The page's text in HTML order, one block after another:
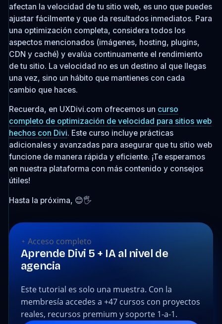
afectan la velocidad de tu sitio web, es uno que puedes
ajustar fácilmente y que da resultados inmediatos. Para
una optimización completa, considera todos los
aspectos mencionados (imágenes, hosting, plugins,
CDN y caché) y evalúa continuamente el rendimiento
de tu sitio. La velocidad no es un destino al que llegas
una vez, sino un hábito que mantienes con cada
cambio que haces.
Recuerda, en UXDivi.com ofrecemos un curso
completo de optimización de velocidad para sitios web
hechos con Divi. Este curso incluye prácticas
adicionales y avanzadas para asegurar que tu sitio web
funcione de manera rápida y eficiente. ¡Te esperamos
en nuestra plataforma con más contenido y consejos
útiles!
Hasta la próxima, 😊🖐
Acceso completo
Aprende Divi 5 + IA al nivel de
agencia
Este tutorial es solo una muestra. Con la
membresía accedes a +47 cursos con proyectos
reales, recursos premium y soporte 1-a-1.